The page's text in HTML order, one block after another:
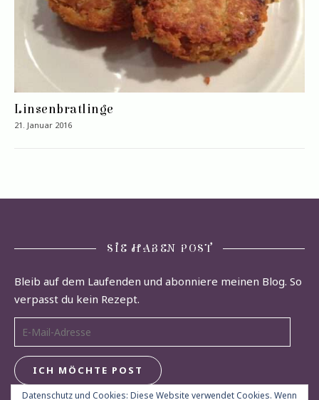
Linsenbratlinge
21. Januar 2016
SIE HABEN POST
Bleib auf dem Laufenden und abonniere meinen Blog. So
verpasst du kein Rezept.
E-Mail-Adresse
ICH MÖCHTE POST
Datenschutz und Cookies: Diese Website verwendet Cookies. Wenn